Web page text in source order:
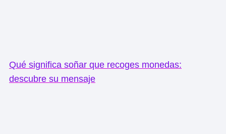
Qué significa soñar que recoges monedas:
descubre su mensaje